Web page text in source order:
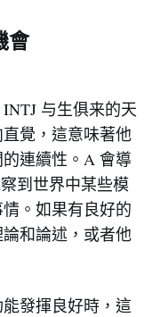
會
与生俱来的天
覺，這意味著他
連續性。A 會導
到世界中某些模
。如果有良好的
和論述，或者他
發揮良好時，這